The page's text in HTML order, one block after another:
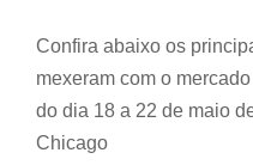
Confira abaixo os
mexeram com o
do dia 18 a 22 de maio
Chicago